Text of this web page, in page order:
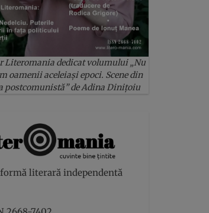
Literomania dedicat volumului „Nu
oamenii aceleiași epoci. Scene din
postcomunistă” de Adina Dinițoiu
literară independentă